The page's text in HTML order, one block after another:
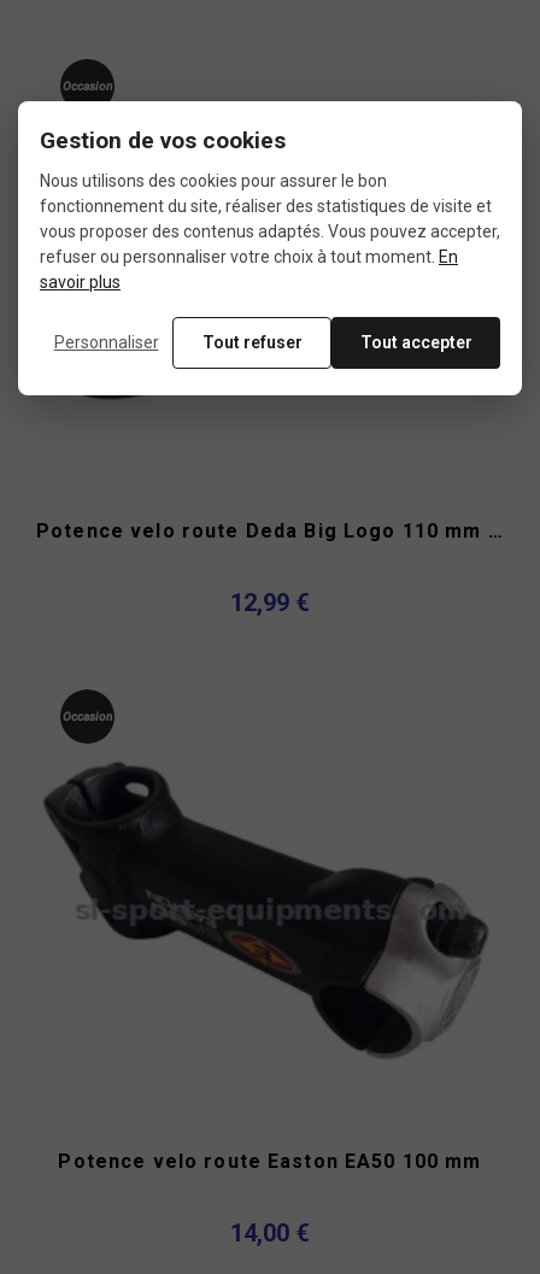
Occasion
Potence velo route Deda Big Logo 110 mm 1"1/8 / 10° OS
12,99 €
Occasion
Potence velo route Easton EA50 100 mm
14,00 €
Gestion de vos cookies
Nous utilisons des cookies pour assurer le bon
fonctionnement du site, réaliser des statistiques de visite et
vous proposer des contenus adaptés. Vous pouvez accepter,
refuser ou personnaliser votre choix à tout moment. En
savoir plus
Personnaliser Tout refuser Tout accepter